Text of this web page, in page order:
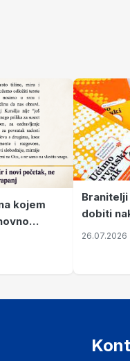
kojem
dobiti
zahtjevi
26.07.2026